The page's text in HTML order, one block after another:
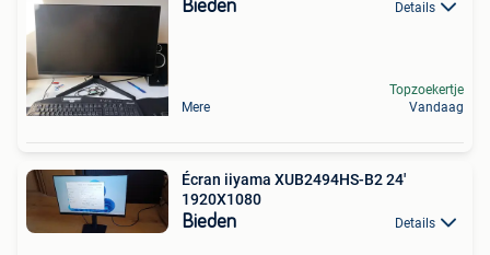
Bieden Details
Mere
Topzoekertje
Vandaag
Écran iiyama XUB2494HS-B2 24'
1920X1080
Bieden Details